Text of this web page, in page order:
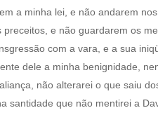
a minha lei, e não andarem
e não guardarem os
com a vara, e a sua
dele a minha benignidade,
não alterarei o que saiu
santidade que não mentirei a